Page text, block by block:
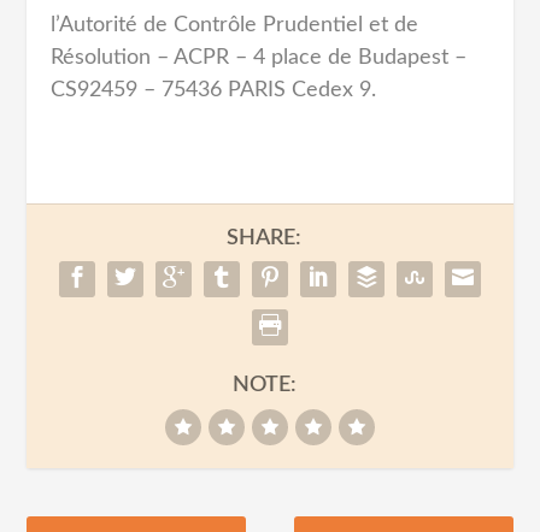
l’Autorité de Contrôle Prudentiel et de
Résolution – ACPR – 4 place de Budapest –
CS92459 – 75436 PARIS Cedex 9.
SHARE:
NOTE: